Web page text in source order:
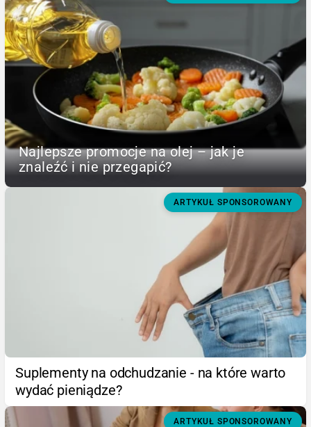
Najlepsze promocje na olej – jak je
znaleźć i nie przegapić?
ARTYKUŁ SPONSOROWANY
Suplementy na odchudzanie - na które warto
wydać pieniądze?
ARTYKUŁ SPONSOROWANY